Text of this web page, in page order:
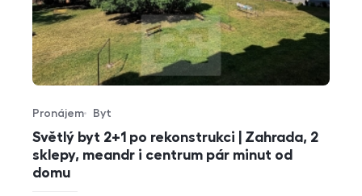
Světlý byt 2+1 po rekonstrukci | Zahrada, 2
sklepy, meandr i centrum pár minut od
domu
Typ nabídky
Pronájem
Typ nemovitosti
Byt